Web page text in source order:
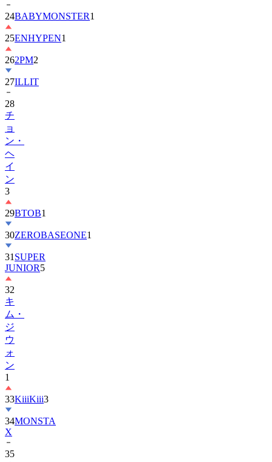
25ENHYPEN1
262PM2
27ILLIT
28
チ
ョ
ン・
ヘ
イ
ン
3
29
30ZEROBASEONE
31SUPER
JUNIOR
32
キ
ム・
ジ
ウ
ォ
ン
1
33
34MONSTA
X
35
ル
セ